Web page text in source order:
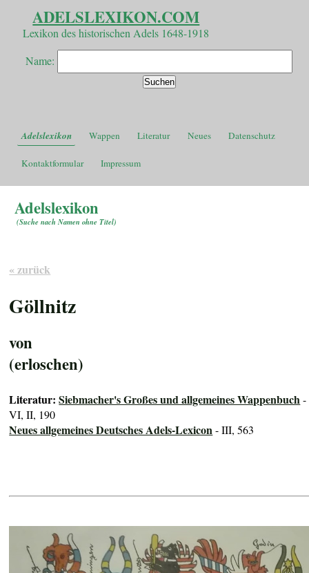
ADELSLEXIKON.COM
Lexikon des historischen Adels 1648-1918
Name:
Adelslexikon Wappen Literatur Neues Datenschutz
Kontaktformular Impressum
Adelslexikon
(Suche nach Namen ohne Titel)
« zurück
Göllnitz
von
(erloschen)
Literatur:Siebmacher's Großes und allgemeines Wappenbuch-
VI, II, 190
Neues allgemeines Deutsches Adels-Lexicon- III, 563